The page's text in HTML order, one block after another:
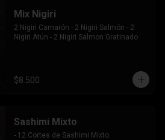
Mix Nigiri
2 Nigiri Camarón - 2 Nigiri Salmón - 2
Nigiri Atún - 2 Nigiri Salmon Gratinado
$8.500
Sashimi Mixto
- 12 Cortes de Sashimi Mixto.